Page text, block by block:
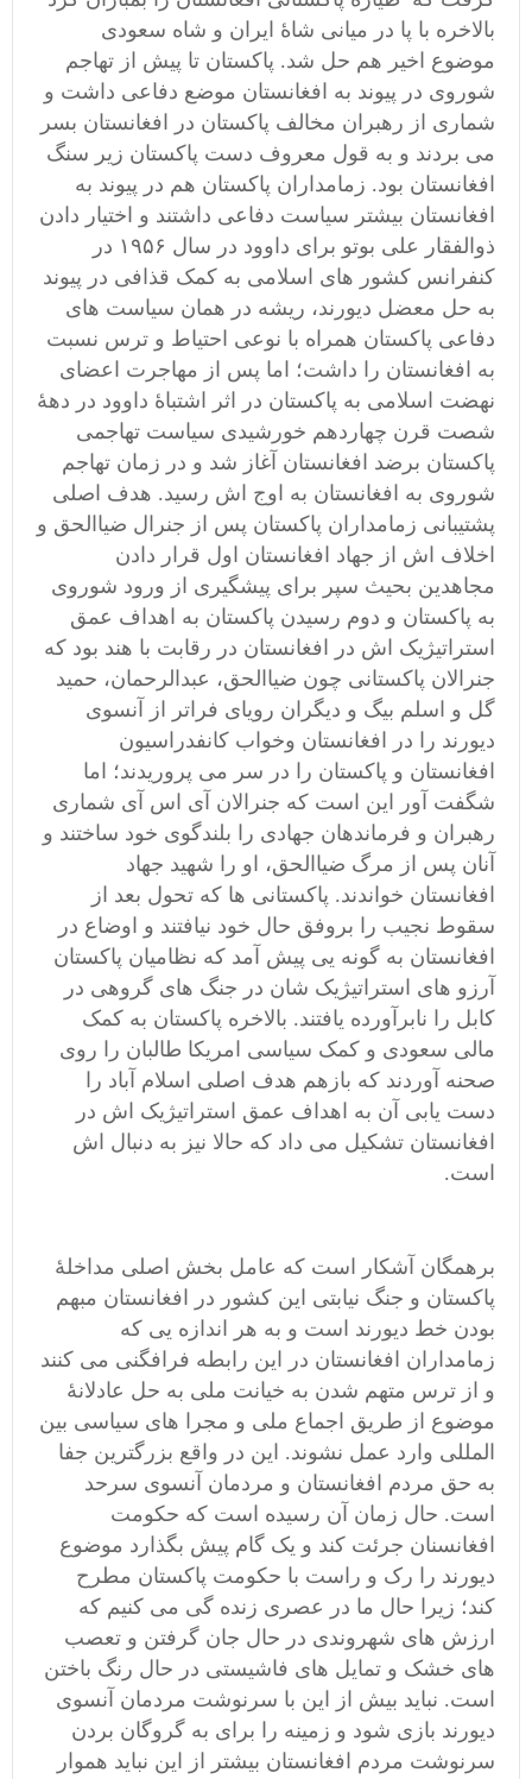
بالاخره با پا در میانی شاۀ ایران و شاه سعودی
موضوع اخیر هم حل شد. پاکستان تا پیش از تهاجم
شوروی در پیوند به افغانستان موضع دفاعی داشت و
شماری از رهبران مخالف پاکستان در افغانستان بسر
می بردند و به قول معروف دست پاکستان زیر سنگ
افغانستان بود. زمامداران پاکستان هم در پیوند به
افغانستان بیشتر سیاست دفاعی داشتند و اختیار دادن
ذوالفقار علی بوتو برای داوود در سال ۱۹۵۶ در
کنفرانس کشور های اسلامی به کمک قذافی در پیوند
به حل معضل دیورند، ریشه در همان سیاست های
دفاعی پاکستان همراه با نوعی احتیاط و ترس نسبت
به افغانستان را داشت؛ اما پس از مهاجرت اعضای
نهضت اسلامی به پاکستان در اثر اشتباۀ داوود در دهۀ
شصت قرن چهاردهم خورشیدی سیاست تهاجمی
پاکستان برضد افغانستان آغاز شد و در زمان تهاجم
شوروی به افغانستان به اوج اش رسید. هدف اصلی
پشتیبانی زمامداران پاکستان پس از جنرال ضیاالحق و
اخلاف اش از جهاد افغانستان اول قرار دادن
مجاهدین بحیث سپر برای پیشگیری از ورود شوروی
به پاکستان و دوم رسیدن پاکستان به اهداف عمق
استراتیژیک اش در افغانستان در رقابت با هند بود که
جنرالان پاکستانی چون ضیاالحق، عبدالرحمان، حمید
گل و اسلم بیگ و دیگران رویای فراتر از آنسوی
دیورند را در افغانستان وخواب کانفدراسیون
افغانستان و پاکستان را در سر می پروریدند؛ اما
شگفت آور این است که جنرالان آی اس آی شماری
رهبران و فرماندهان جهادی را بلندگوی خود ساختند و
آنان پس از مرگ ضیاالحق، او را شهید جهاد
افغانستان خواندند. پاکستانی ها که تحول بعد از
سقوط نجیب را بروفق حال خود نیافتند و اوضاع در
افغانستان به گونه یی پیش آمد که نظامیان پاکستان
آرزو های استراتیژیک شان در جنگ های گروهی در
کابل را نابرآورده یافتند. بالاخره پاکستان به کمک
مالی سعودی و کمک سیاسی امریکا طالبان را روی
صحنه آوردند که بازهم هدف اصلی اسلام آباد را
دست یابی آن به اهداف عمق استراتیژیک اش در
افغانستان تشکیل می داد که حالا نیز به دنبال اش
است.
برهمگان آشکار است که عامل بخش اصلی مداخلۀ
پاکستان و جنگ نیابتی این کشور در افغانستان مبهم
بودن خط دیورند است و به هر اندازه یی که
زمامداران افغانستان در این رابطه فرافگنی می کنند
و از ترس متهم شدن به خیانت ملی به حل عادلانۀ
موضوع از طریق اجماع ملی و مجرا های سیاسی بین
المللی وارد عمل نشوند. این در واقع بزرگترین جفا
به حق مردم افغانستان و مردمان آنسوی سرحد
است. حال زمان آن رسیده است که حکومت
افغانسنان جرئت کند و یک گام پیش بگذارد موضوع
دیورند را رک و راست با حکومت پاکستان مطرح
کند؛ زیرا حال ما در عصری زنده گی می کنیم که
ارزش های شهروندی در حال جان گرفتن و تعصب
های خشک و تمایل های فاشیستی در حال رنگ باختن
است. نباید بیش از این با سرنوشت مردمان آنسوی
دیورند بازی شود و زمینه را برای به گروگان بردن
سرنوشت مردم افغانستان بیشتر از این نباید هموار